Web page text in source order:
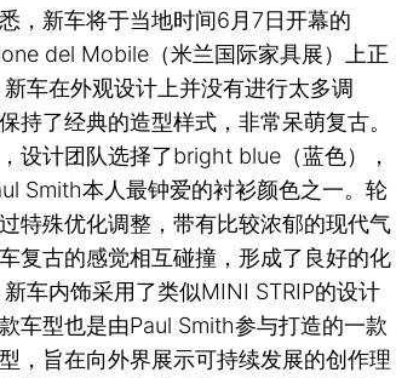
，新车将于当地时间6月7日开幕的
del Mobile（米兰国际家具展）上正
车在外观设计上并没有进行太多调
持了经典的造型样式，非常呆萌复古。
设计团队选择了bright blue（蓝色），
Smith本人最钟爱的衬衫颜色之一。轮
特殊优化调整，带有比较浓郁的现代气
复古的感觉相互碰撞，形成了良好的化
车内饰采用了类似MINI STRIP的设计
车型也是由Paul Smith参与打造的一款
，旨在向外界展示可持续发展的创作理